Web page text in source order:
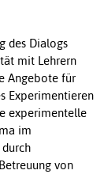
des Dialogs
mit Lehrern
Angebote für
Experimentieren
experimentelle
im
von